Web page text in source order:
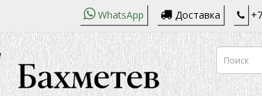
WhatsApp Доставка